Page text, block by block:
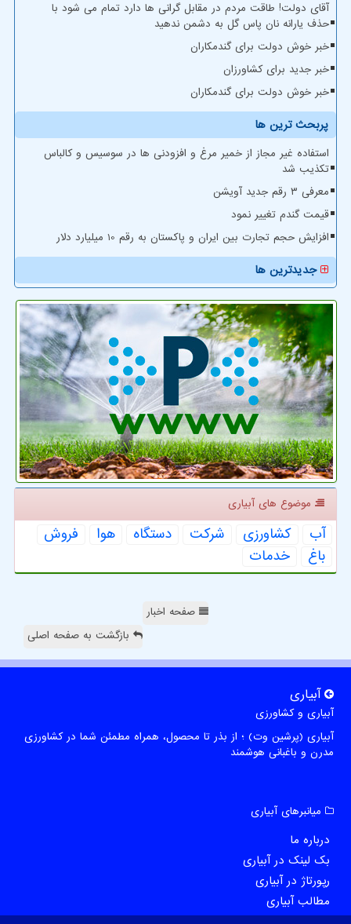
آقای دولت! طاقت مردم در مقابل گرانی ها دارد تمام می شود با
حذف یارانه نان پاس گل به دشمن ندهید
خبر خوش دولت برای گندمکاران
خبر جدید برای کشاورزان
خبر خوش دولت برای گندمکاران
پربحث ترین ها
استفاده غیر مجاز از خمیر مرغ و افزودنی ها در سوسیس و کالباس
تکذیب شد
معرفی ۳ رقم جدید آویشن
قیمت گندم تغییر نمود
افزایش حجم تجارت بین ایران و پاکستان به رقم 10 میلیارد دلار
جدیدترین ها
موضوع های آبیاری
آب كشاورزی شركت دستگاه هوا
فروش
باغ
خدمات
صفحه اخبار
بازگشت به صفحه اصلی
آبیاری
آبیاری و کشاورزی
آبیاری (پرشین وت) ؛ از بذر تا محصول، همراه مطمئن شما در کشاورزی
مدرن و باغبانی هوشمند
میانبرهای آبیاری
درباره ما
بک لینک در آبیاری
رپورتاژ در آبیاری
مطالب آبیاری